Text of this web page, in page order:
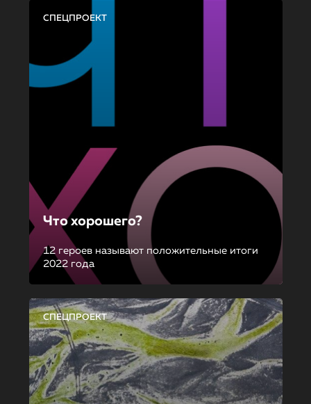
СПЕЦПРОЕКТ
Что хорошего?
12 героев называют положительные итоги
2022 года
СПЕЦПРОЕКТ